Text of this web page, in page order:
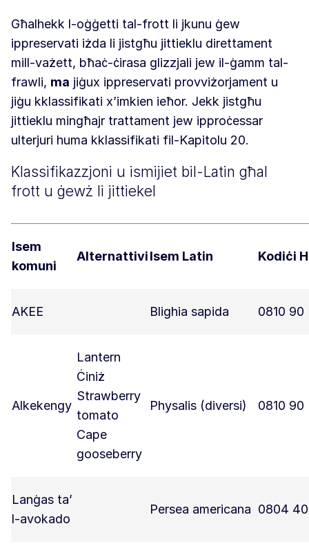
Għalhekk l-oġġetti tal-frott li jkunu ġew
ippreservati iżda li jistgħu jittieklu direttament
mill-vażett, bħaċ-ċirasa glizzjali jew il-ġamm tal-
frawli, ma jiġux ippreservati provviżorjament u
jiġu kklassifikati x’imkien ieħor. Jekk jistgħu
jittieklu mingħajr trattament jew ipproċessar
ulterjuri huma kklassifikati fil-Kapitolu 20.
Klassifikazzjoni u ismijiet bil-Latin għal
frott u ġewż li jittiekel
Isem
komuni
AlternattiviIsem Latin Kodiċi
AKEE Blighia sapida 0810 90
Alkekengy
Lantern
Ċiniż
Strawberry
tomato
Cape
gooseberry
Physalis (diversi) 0810 90
Lanġas ta’
l-avokado
Persea americana 0804 40